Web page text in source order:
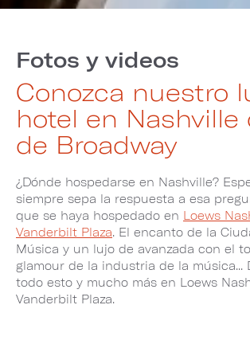
Fotos y videos
Conozca nuestro
hotel en Nashville
de Broadway
¿Dónde hospedarse en Nashville?
siempre sepa la respuesta a esa
que se haya hospedado en Loews
Vanderbilt Plaza. El encanto de la
Música y un lujo de avanzada con el
glamour de la industria de la música...
todo esto y mucho más en Loews
Vanderbilt Plaza.